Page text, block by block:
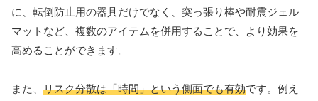
に、転倒防止用の器具だけでなく、突っ張り棒や耐震ジェル
マットなど、複数のアイテムを併用することで、より効果を
高めることができます。
また、 リスク分散は「時間」という側面でも有効です。例え